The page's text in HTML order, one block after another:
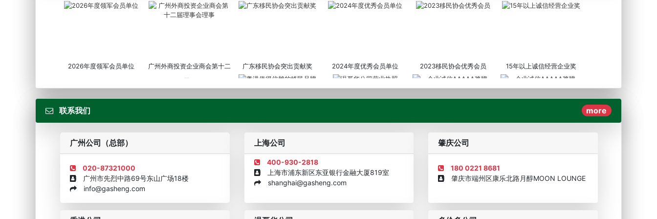
2026年度领军会员单位
广州外商投资企业商会第十二
届...
广东移民协会突出贡献奖 2024年度优秀会员单位 2023移民协会优秀会员 15年以上诚信经营企业奖
粤港值得信赖的移民品牌 企业诚信AAAAA奖牌2019
企业诚信AAAAA奖牌2015 欧美澳最具价值品牌移民机构 欧美澳年度表现移民团队 美国投资移民中介机构30强 加拿大移民顾问资格证书
联系我们 more
广州公司（总部）
020-87321000
广州市先烈中路69号东山广场18楼
info@gasheng.com
上海公司
400-930-2818
上海市浦东新区东亚银行金融大厦819室
shanghai@gasheng.com
肇庆公司
180 0221 8681
肇庆市端州区康乐北路月醇MOON LOUNGE